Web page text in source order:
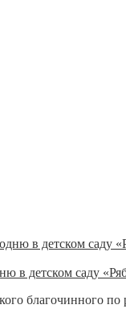
детском саду
благочинного